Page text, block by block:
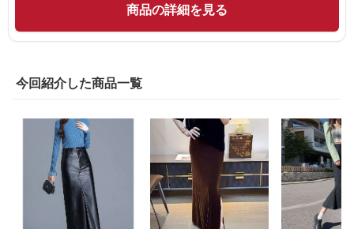
商品の詳細を見る
今回紹介した商品一覧